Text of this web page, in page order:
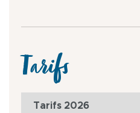
Tarifs
Tarifs 2026